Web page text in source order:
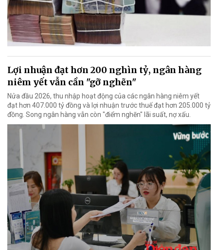
Lợi nhuận đạt hơn 200 nghìn tỷ, ngân hàng
niêm yết vẫn cần "gỡ nghẽn"
Nửa đầu 2026, thu nhập hoạt động của các ngân hàng niêm yết
đạt hơn 407.000 tỷ đồng và lợi nhuận trước thuế đạt hơn 205.000 tỷ
đồng. Song ngân hàng vẫn còn "điểm nghẽn" lãi suất, nợ xấu.